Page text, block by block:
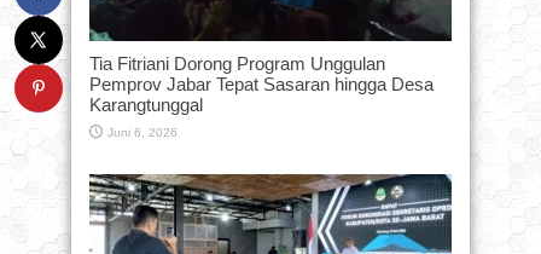
Tia Fitriani Dorong Program Unggulan
Pemprov Jabar Tepat Sasaran hingga Desa
Karangtunggal
Juni 6, 2026